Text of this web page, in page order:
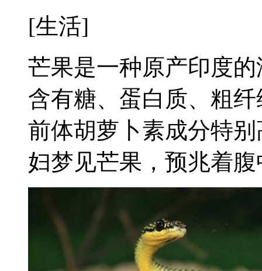
[生活]
芒果是一种原产印度
含有糖、蛋白质、粗
前体胡萝卜素成分特
妇梦见芒果，预兆着